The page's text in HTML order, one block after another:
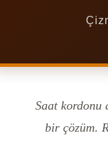
Saat kordonu
bir çözüm.